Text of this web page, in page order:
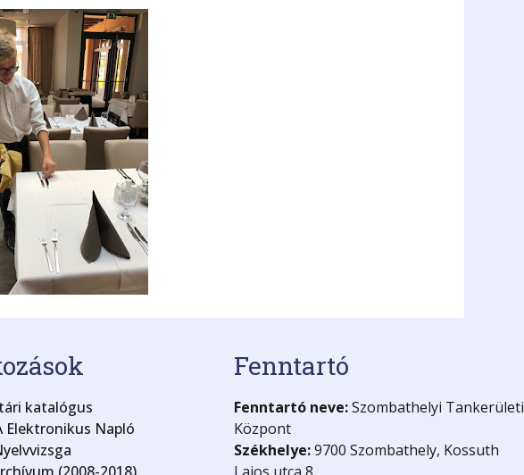
katalógus
Elektronikus Napló
Fenntartó
Fenntartó neve:Szombathelyi Tankerületi
Központ
Székhelye:9700 Szombathely, Kossuth